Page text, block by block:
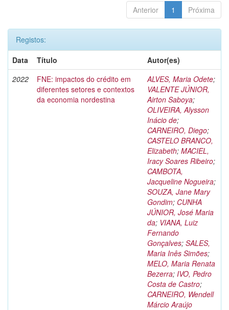
Anterior 1 Próxima
Registos:
Data
Título
Autor(es)
2022
FNE: impactos do crédito em
diferentes setores e contextos
da economia nordestina
ALVES, Maria Odete;
VALENTE JÚNIOR,
Airton Saboya;
OLIVEIRA, Alysson
Inácio de;
CARNEIRO, Diego;
CASTELO BRANCO,
Elizabeth; MACIEL,
Iracy Soares Ribeiro;
CAMBOTA,
Jacqueline Nogueira;
SOUZA, Jane Mary
Gondim; CUNHA
JÚNIOR, José Maria
da; VIANA, Luiz
Fernando
Gonçalves; SALES,
Maria Inês Simões;
MELO, Maria Renata
Bezerra; IVO, Pedro
Costa de Castro;
CARNEIRO, Wendell
Márcio Araújo